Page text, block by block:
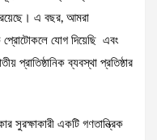
এ বছর, আমরা
প্রোটোকলে যোগ দিয়েছি এবং
প্রাতিষ্ঠানিক ব্যবস্থা প্রতিষ্ঠার
সুরক্ষাকারী একটি গণতান্ত্রিক